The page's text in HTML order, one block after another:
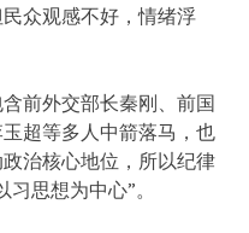
众观感不好，情绪浮
前外交部长秦刚、前国
超等多人中箭落马，也
治核心地位，所以纪律
思想为中心”。